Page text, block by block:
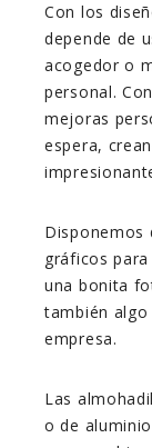
Con los
depende de
acogedor o
personal.
mejoras
espera,
Disponemos
gráficos
una bonita
también
empresa.
Las
o de